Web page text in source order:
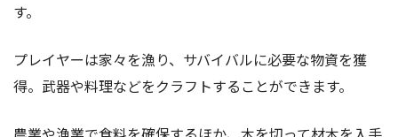
す。
プレイヤーは家々を漁り、サバイバルに必要な物資を獲
得。武器や料理などをクラフトすることができます。